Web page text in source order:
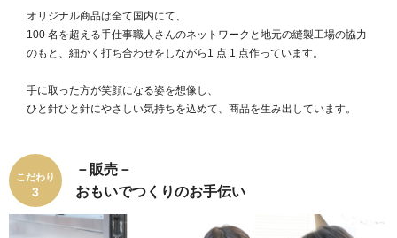
オリジナル商品は全て国内にて、
100 名を超える⼿仕事職人さんのネットワークと地元の縫製工場の協力
のもと、細かく打ち合わせをしながら1 点 1 点作っています。
手に取った⽅が笑顔になる姿を想像し、
ひと針ひと針にやさしい気持ちを込めて、商品を生み出しています。
こだわり
3
－販売－
おもいでつくりのお手伝い